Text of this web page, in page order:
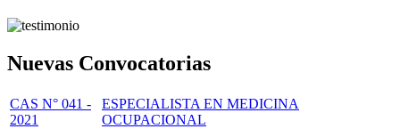
Nuevas Convocatorias
CAS N° 041 -
2021
ESPECIALISTA EN MEDICINA
OCUPACIONAL